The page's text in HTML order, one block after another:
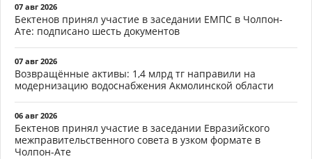
07 авг 2026
Бектенов принял участие в заседании ЕМПС в Чолпон-
Ате: подписано шесть документов
07 авг 2026
Возвращённые активы: 1,4 млрд тг направили на
модернизацию водоснабжения Акмолинской области
06 авг 2026
Бектенов принял участие в заседании Евразийского
межправительственного совета в узком формате в
Чолпон-Ате